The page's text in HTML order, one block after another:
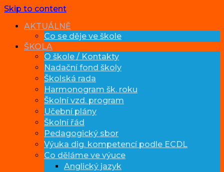
Skip to content
AKTUÁLNĚ
Co se děje ve škole
ŠKOLA
O škole / Kontakty
Nadační fond školy
Školská rada
Harmonogram šk. roku
Školní vzd. program
Učební plány
Školní řád
Pedagogický sbor
Výuka dig. kompetencí podle ECDL
Co děláme ve výuce
Anglický jazyk